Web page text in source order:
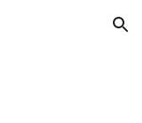
Skip to navigation